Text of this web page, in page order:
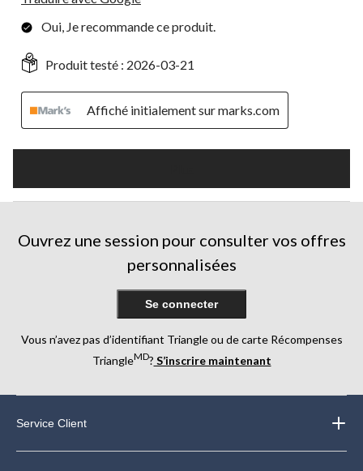
Oui, Je recommande ce produit.
Produit testé : 2026-03-21
Affiché initialement sur marks.com
Ouvrez une session pour consulter vos offres
personnalisées
Se connecter
Vous n’avez pas d’identifiant Triangle ou de carte Récompenses
TriangleMD? S’inscrire maintenant
Service Client